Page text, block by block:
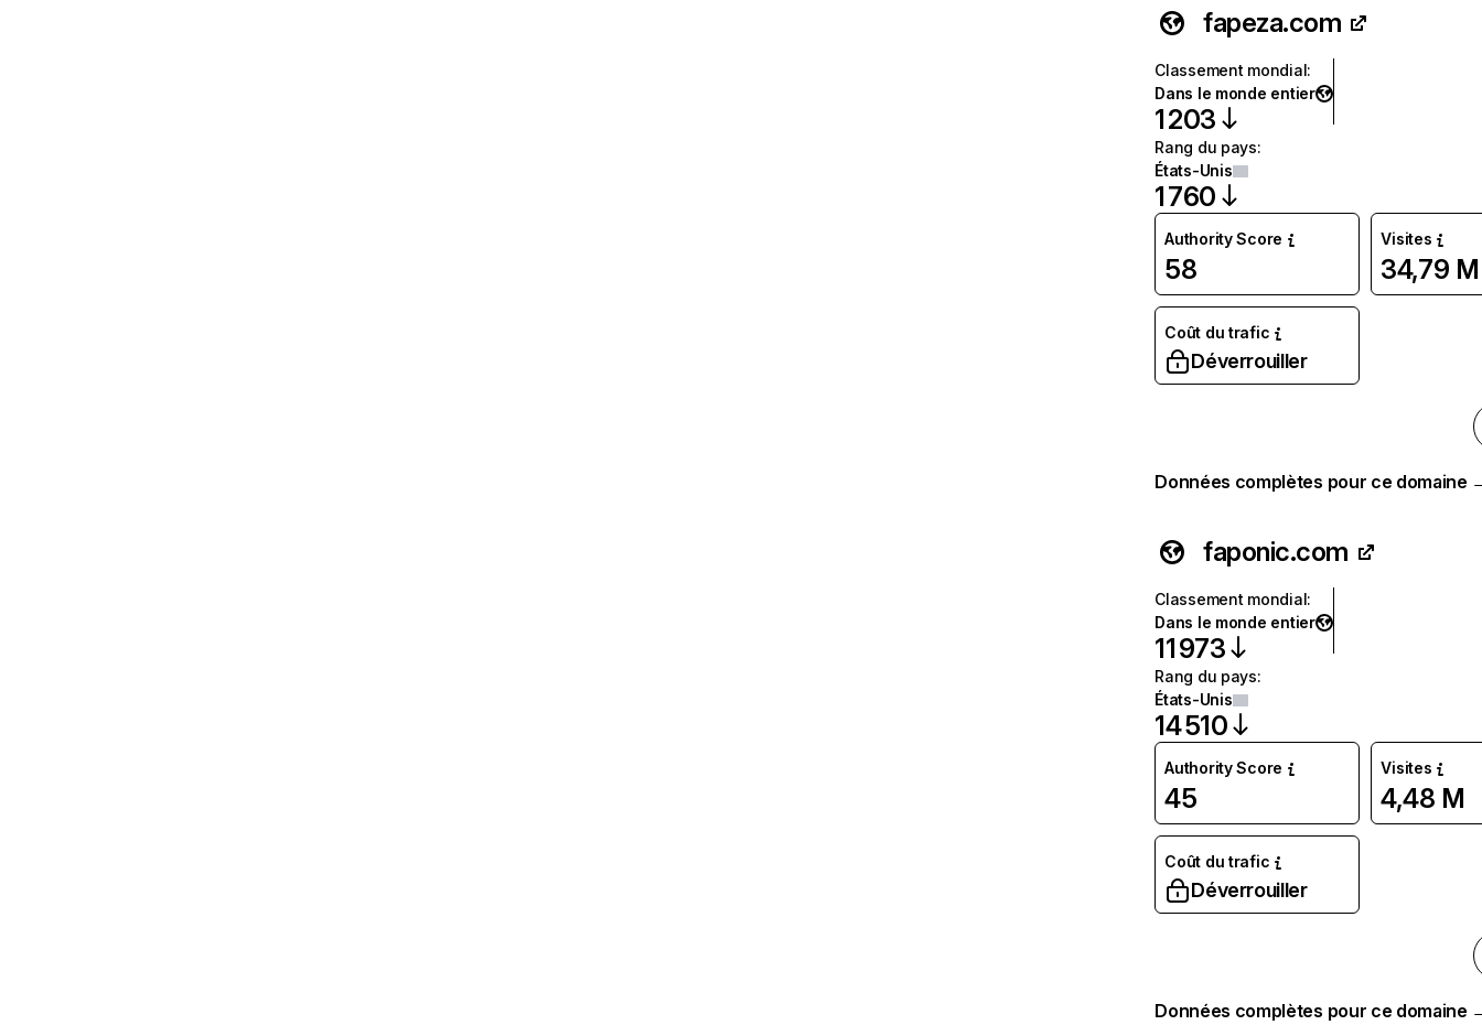
fapeza.com
Classement mondial:
Dans le monde entier
1 203
Rang du pays:
États-Unis
1 760
Authority Score
58
Visites
34,79 M
Coût du trafic
Déverrouiller
Données complètes pour ce domaine
faponic.com
Classement mondial:
Dans le monde entier
11 973
Rang du pays:
États-Unis
14 510
Authority Score
45
Visites
4,48 M
Coût du trafic
Déverrouiller
Données complètes pour ce domaine